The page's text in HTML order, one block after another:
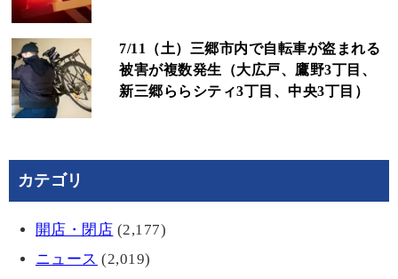
7/11（土）三郷市内で自転車が盗まれる
被害が複数発生（大広戸、鷹野3丁目、
新三郷ららシティ3丁目、中央3丁目）
カテゴリ
開店・閉店 (2,177)
ニュース (2,019)